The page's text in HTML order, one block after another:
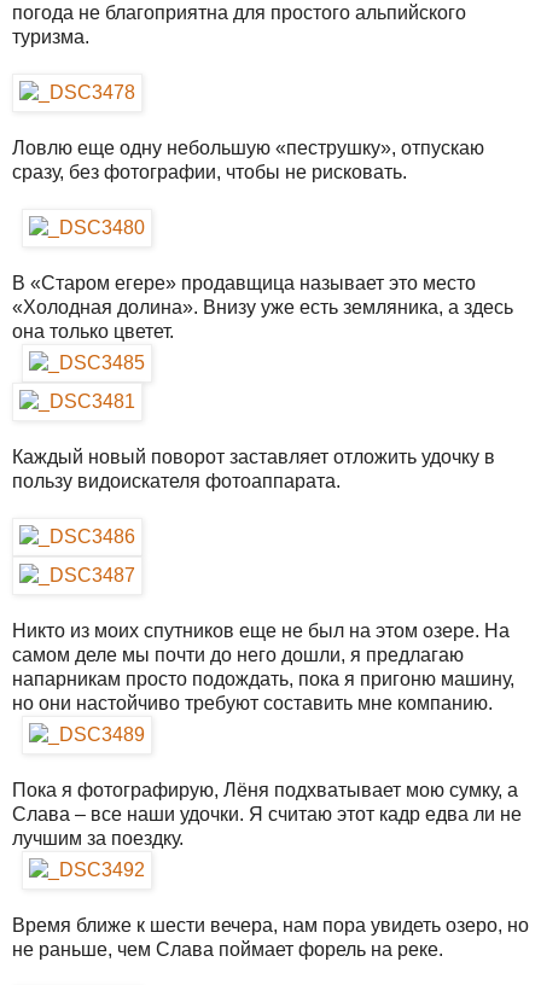
погода не благоприятна для простого альпийского
туризма.
Ловлю еще одну небольшую «пеструшку», отпускаю
сразу, без фотографии, чтобы не рисковать.
В «Старом егере» продавщица называет это место
«Холодная долина». Внизу уже есть земляника, а здесь
она только цветет.
Каждый новый поворот заставляет отложить удочку в
пользу видоискателя фотоаппарата.
Никто из моих спутников еще не был на этом озере. На
самом деле мы почти до него дошли, я предлагаю
напарникам просто подождать, пока я пригоню машину,
но они настойчиво требуют составить мне компанию.
Пока я фотографирую, Лёня подхватывает мою сумку, а
Слава – все наши удочки. Я считаю этот кадр едва ли не
лучшим за поездку.
Время ближе к шести вечера, нам пора увидеть озеро, но
не раньше, чем Слава поймает форель на реке.